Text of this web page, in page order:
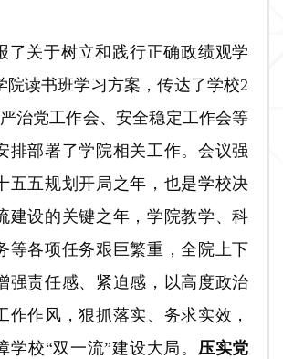
了关于树立和践行正确政绩观学
院读书班学习方案，传达了学校2
治党工作会、安全稳定工作会等
排部署了学院相关工作。会议强
五五规划开局之年，也是学校决
建设的关键之年，学院教学、科
等各项任务艰巨繁重，全院上下
强责任感、紧迫感，以高度政治
作作风，狠抓落实、务求实效，
学校“双一流”建设大局。 压实党